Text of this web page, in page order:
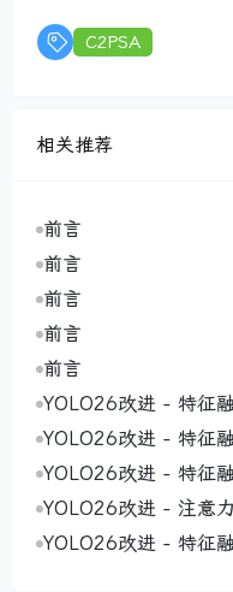
C2PSA
相关推荐
前言
前言
前言
前言
前言
YOLO26改进 - 特征融合 重参数化CSPELAN
eparameterized
数化实现高效特征提
YOLO26改进 - 特征融合 融合Hyper-YOLO混
网络MANet（Mixed
路径设计实现高效特
YOLO26改进 - 特征融合 RepGFPN重参数化特
塔网络 ，实现高效多
YOLO26改进 - 注意力机制 融合HCF-Net
择性整合模块DASI
YOLO26改进 - 特征融合 EFC增强层间特征相